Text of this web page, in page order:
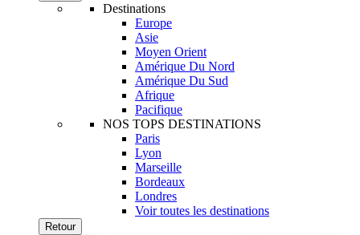
Destinations
Europe
Asie
Moyen Orient
Amérique Du Nord
Amérique Du Sud
Afrique
Pacifique
NOS TOPS DESTINATIONS
Paris
Lyon
Marseille
Bordeaux
Londres
Voir toutes les destinations
Retour